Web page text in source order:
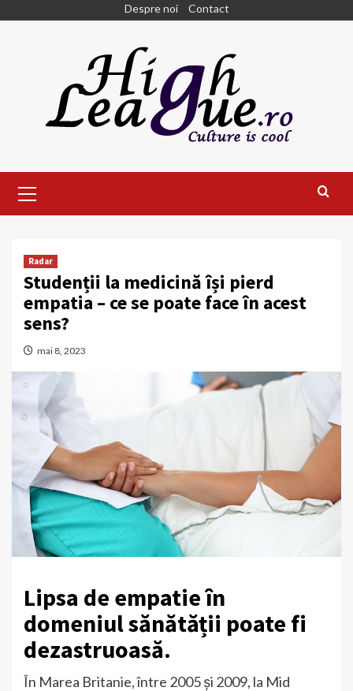
Despre noi Contact
Menu
Radar
Studenții la medicină își pierd
empatia – ce se poate face în acest
sens?
mai 8, 2023
Lipsa de empatie în
domeniul sănătății poate fi
dezastruoasă.
În Marea Britanie, între 2005 și 2009, la Mid